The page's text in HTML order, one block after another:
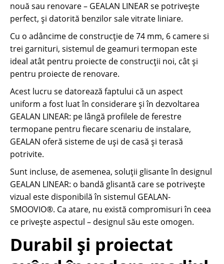
nouă sau renovare – GEALAN LINEAR se potrivește
perfect, și datorită benzilor sale vitrate liniare.
Cu o adâncime de construcție de 74 mm, 6 camere si
trei garnituri, sistemul de geamuri termopan este
ideal atât pentru proiecte de construcții noi, cât și
pentru proiecte de renovare.
Acest lucru se datorează faptului că un aspect
uniform a fost luat în considerare și în dezvoltarea
GEALAN LINEAR: pe lângă profilele de ferestre
termopane pentru fiecare scenariu de instalare,
GEALAN oferă sisteme de uși de casă și terasă
potrivite.
Sunt incluse, de asemenea, soluții glisante în designul
GEALAN LINEAR: o bandă glisantă care se potrivește
vizual este disponibilă în sistemul GEALAN-
SMOOVIO®. Ca atare, nu există compromisuri în ceea
ce privește aspectul – designul său este omogen.
Durabil și proiectat